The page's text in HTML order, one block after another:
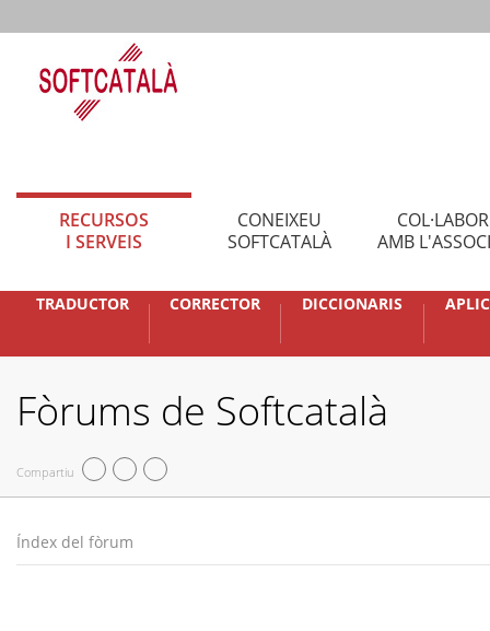
RECURSOS
I SERVEIS
CONEIXEU
SOFTCATALÀ
AMB
TRADUCTOR CORRECTOR DICCIONARIS
Fòrums de Softcatalà
Compartiu
Índex del fòrum